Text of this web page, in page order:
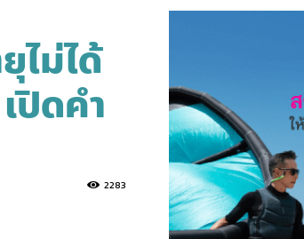
ไม่ได้
ปิดคำ
2283